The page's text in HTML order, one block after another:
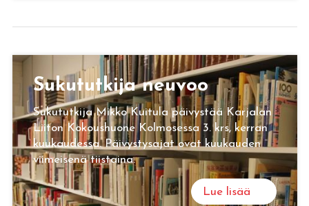
Su­ku­tut­ki­ja neu­voo
Sukututkija Mikko Kuitula päivystää Karjalan
Liiton Kokoushuone Kolmosessa 3. krs, kerran
kuukaudessa. Päivystysajat ovat kuukauden
viimeisenä tiistaina.
Lue lisää